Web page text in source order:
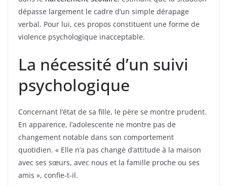
dépasse largement le cadre d’un simple dérapage
verbal. Pour lui, ces propos constituent une forme de
violence psychologique inacceptable.
La nécessité d’un suivi
psychologique
Concernant l’état de sa fille, le père se montre prudent.
En apparence, l’adolescente ne montre pas de
changement notable dans son comportement
quotidien. « Elle n’a pas changé d’attitude à la maison
avec ses sœurs, avec nous et la famille proche ou ses
amis », confie-t-il.